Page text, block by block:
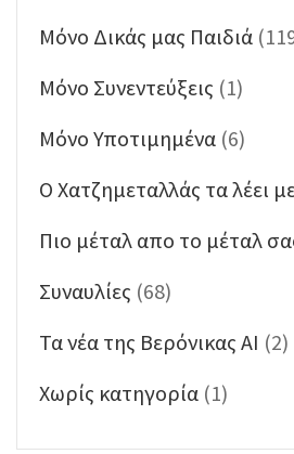
Μόνο Δικάς μας Παιδιά
Μόνο Συνεντεύξεις (1)
Μόνο Υποτιμημένα (6)
Ο Χατζημεταλλάς τα λέει
Πιο μέταλ απο το μέταλ
Συναυλίες (68)
Τα νέα της Βερόνικας ΑΙ (2)
Χωρίς κατηγορία (1)